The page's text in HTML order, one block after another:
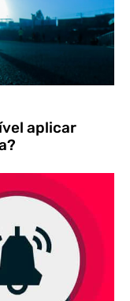
aplicar